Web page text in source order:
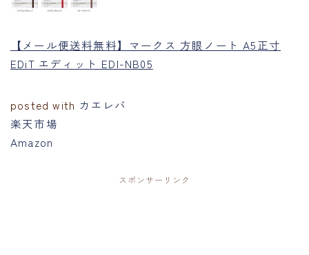
【メール便送料無料】マークス 方眼ノート A5正寸
EDiT エディット EDI-NB05
posted with カエレバ
楽天市場
Amazon
スポンサーリンク